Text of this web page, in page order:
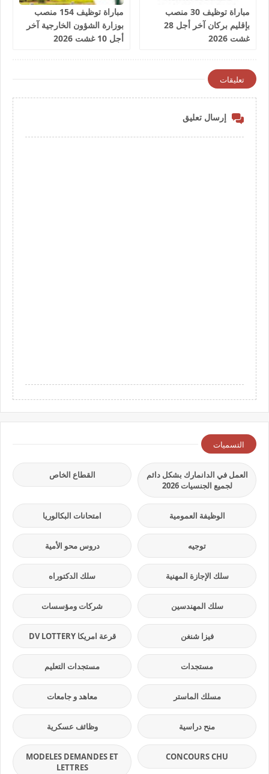
مباراة توظيف 30 منصب
بإقليم بركان آخر أجل 28
غشت 2026
مباراة توظيف 154 منصب
بوزارة الشؤون الخارجية آخر
أجل 10 غشت 2026
تعليقات
إرسال تعليق
التسميات
العمل في الدانمارك بشكل دائم
لجميع الجنسيات 2026
القطاع الخاص
الوظيفة العمومية امتحانات البكالوريا
توجيه دروس محو الأمية
سلك الإجازة المهنية سلك الدكتوراه
سلك المهندسين شركات ومؤسسات
فيزا شنغن قرعة امريكا DV LOTTERY
مستجدات مستجدات التعليم
مسلك الماستر معاهد و جامعات
منح دراسية وظائف عسكرية
CONCOURS CHU
MODELES DEMANDES ET
LETTRES